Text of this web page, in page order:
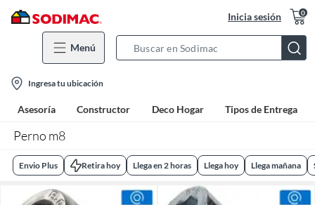
Inicia sesión 0
Menú
Bar
location-
icon
Ingresa tu ubicación
Asesoría Constructor Deco Hogar Tipos de Entrega
Perno m8
Envio Plus Retira hoy Llega en 2 horas Llega hoy Llega mañana